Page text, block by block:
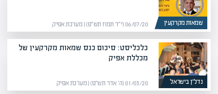
שמאות מקרקעין 06/07/20 (י״ד תמוז תש״פ) | מערכת אפיק
נדל”ן בישראל
כלכליסט: סיכום כנס שמאות מקרקעין של
מכללת אפיק
01/03/20 (ה׳ אדר תש״פ) | מערכת אפיק